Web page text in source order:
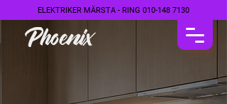
ELEKTRIKER MÄRSTA - RING 010-148 7130